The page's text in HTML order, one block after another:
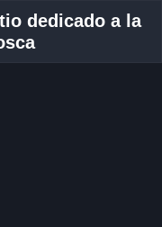
dedicado a la